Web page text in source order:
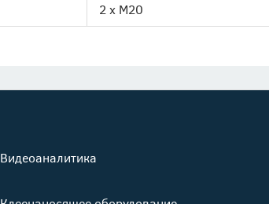
2 х M20
Видеоаналитика